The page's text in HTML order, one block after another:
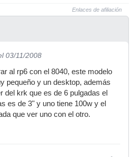
Enlaces de afiliación
03/11/2008
al rp6 con el 8040, este modelo
pequeño y un desktop, además
del krk que es de 6 pulgadas el
es de 3" y uno tiene 100w y el
que ver uno con el otro.